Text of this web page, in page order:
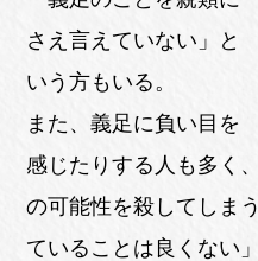
さえ言えていない」と
いう方もいる。
また、義足に負い目を
感じたりする人も多く
の可能性を殺してしま
ていることは良くない